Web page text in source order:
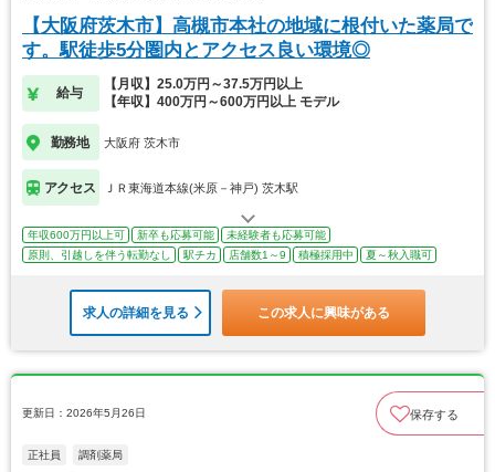
【大阪府茨木市】高槻市本社の地域に根付いた薬局で
す。駅徒歩5分圏内とアクセス良い環境◎
給与
【月収】25.0万円～37.5万円以上
【年収】400万円～600万円以上 モデル
勤務地 大阪府 茨木市
アクセス ＪＲ東海道本線(米原－神戸) 茨木駅
年収600万円以上可 新卒も応募可能
未経験者も応募可能
原則、引越しを伴う転勤なし
駅チカ 店舗数1～9 積極採用中 夏～秋入職可
求人の詳細を見る この求人に興味がある
更新日：2026年5月26日 保存する
正社員 調剤薬局